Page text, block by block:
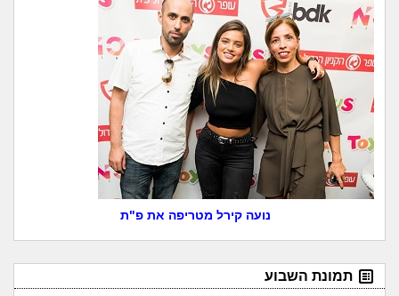
נועה קירל מטריפה את פ"ת
תמונת השבוע